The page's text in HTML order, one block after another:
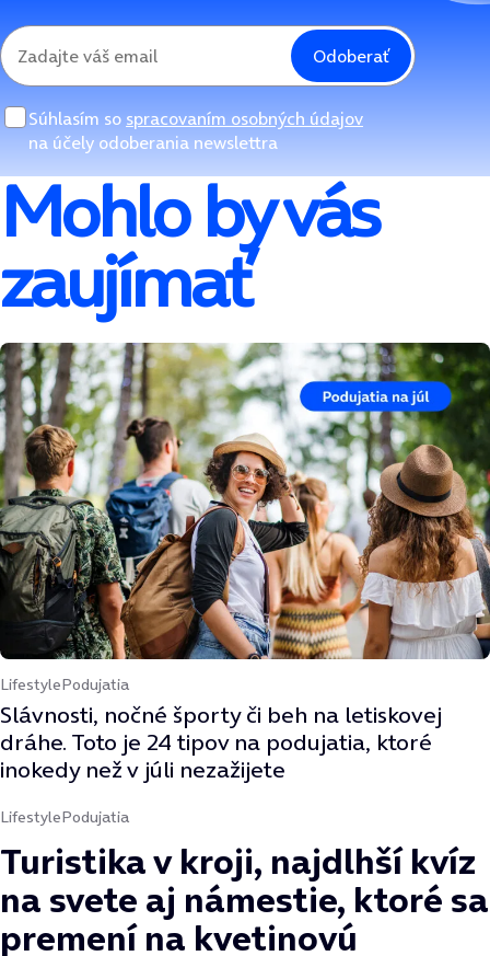
Odoberať
Súhlasím so spracovaním osobných údajov
na účely odoberania newslettra
Mohlo by vás
zaujímať
LifestylePodujatia
Slávnosti, nočné športy či beh na letiskovej
dráhe. Toto je 24 tipov na podujatia, ktoré
inokedy než v júli nezažijete
LifestylePodujatia
Turistika v kroji, najdlhší kvíz
na svete aj námestie, ktoré sa
premení na kvetinovú